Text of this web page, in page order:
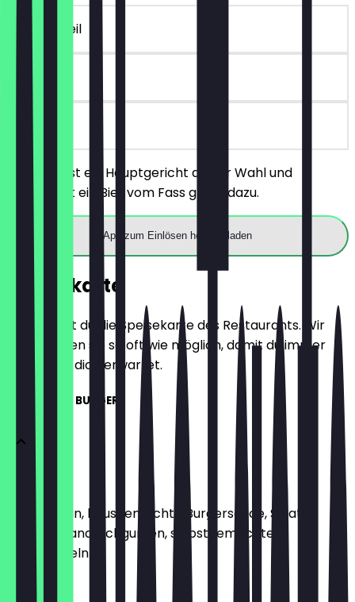
~4 € Vorteil
Du bestellst ein Hauptgericht deiner Wahl und
bekommst ein Bier vom Fass gratis dazu.
App zum Einlösen herunterladen
Speisekarte
Hier findest du die Speisekarte des Restaurants. Wir
aktualisieren sie so oft wie möglich, damit du immer
weißt, was dich erwartet.
ANGUS BEEF BURGER
Weizen-Bun, hausgemachte Burgersauce, Salat,
Tomate, Sandwichgurken, selbstgemachte
Röstzwiebeln
10,45 €